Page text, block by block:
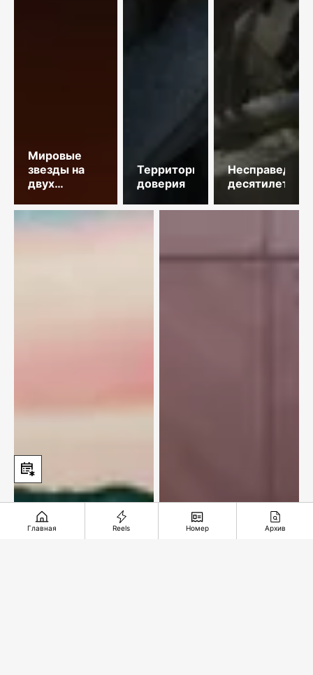
Мировые
звезды на
двух
столицы
Территория
доверия
десятилетий
Главная Reels Номер Архив